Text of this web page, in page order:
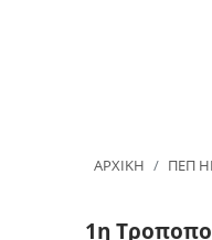
ΑΡΧΙΚΗ ΠΕΠ
1η